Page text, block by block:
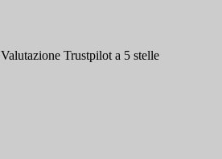
Valutazione Trustpilot a 5 stelle